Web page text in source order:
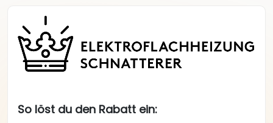
So löst du den Rabatt ein: